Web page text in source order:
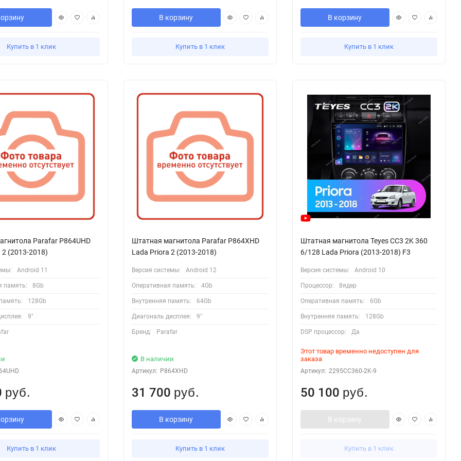
Купить в 1 клик
В корзину
Купить в 1 клик
В корзину
Купить в 1 клик
Parafar P864UHD
2 (2013-2018)
Android 11
память: 8Gb
128Gb
9"
руб.
Купить в 1 клик
Штатная магнитола Parafar P864XHD
Lada Priora 2 (2013-2018)
Версия системы: Android 12
Оперативная память: 4Gb
Внутренняя память: 64Gb
Диагональ дисплея: 9"
Бренд: Parafar
В наличии
Артикул: P864XHD
31 700 руб.
В корзину
Купить в 1 клик
Штатная магнитола Teyes CC3 2K 360
6/128 Lada Priora (2013-2018) F3
Версия системы: Android 10
Процессор: 8ядер
Оперативная память: 6Gb
Внутренняя память: 128Gb
DSP процессор: Да
Этот товар временно недоступен для
заказа
Артикул: 2295CC360-2K-9
50 100 руб.
В корзину
Купить в 1 клик